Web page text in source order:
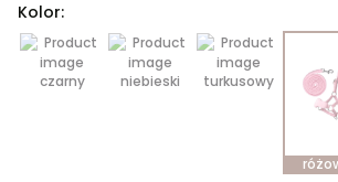
Kolor:
czarny niebieski turkusowy